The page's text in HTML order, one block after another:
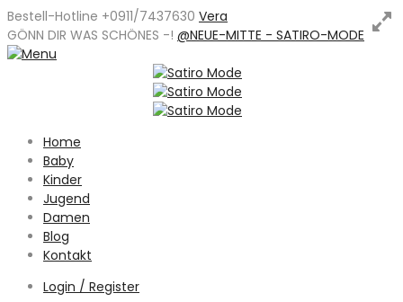
Bestell-Hotline +0911/7437630 Vera
GÖNN DIR WAS SCHÖNES -! @NEUE-MITTE - SATIRO-MODE
Home
Baby
Kinder
Jugend
Damen
Blog
Kontakt
Login / Register